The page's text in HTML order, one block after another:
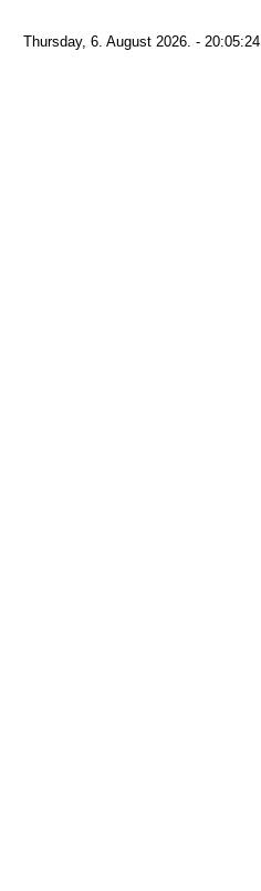
Thursday, 6. August 2026. - 20:05:24